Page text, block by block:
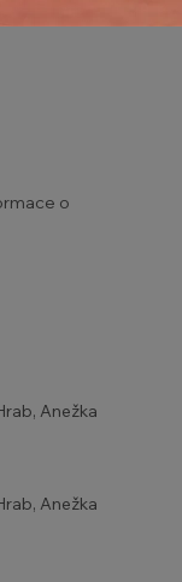
o
Anežka
Anežka